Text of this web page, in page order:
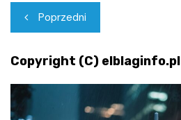
Nawigacja
wpisu
Poprzedni
Copyright (C) elblaginfo.pl